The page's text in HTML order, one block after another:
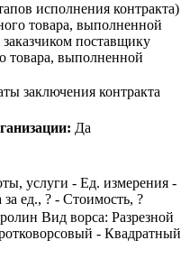
исполнения контракта)
товара, выполненной
поставщику
товара, выполненной
заключения контракта
Да
услуги - Ед. измерения -
ед., ? - Стоимость, ?
Вид ворса: Разрезной
- Квадратный